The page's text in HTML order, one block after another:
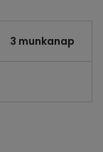
3 munkanap